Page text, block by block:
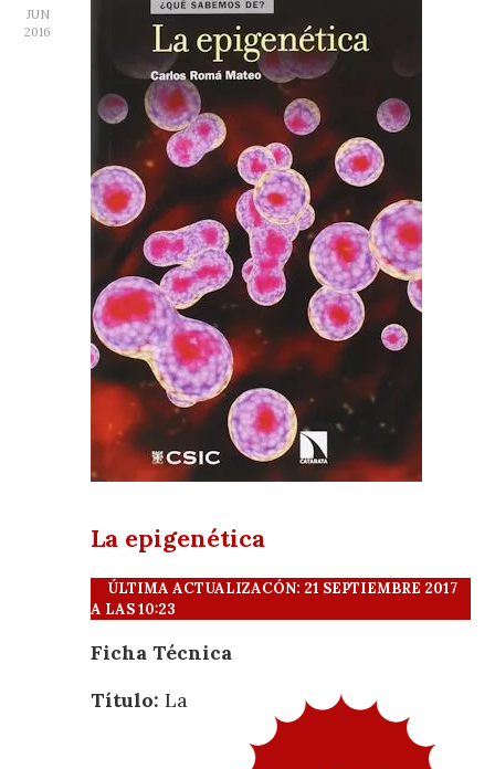
JUN
2016
La epigenética
ÚLTIMA ACTUALIZACÓN: 21 SEPTIEMBRE 2017
A LAS 10:23
Ficha Técnica
Título:La